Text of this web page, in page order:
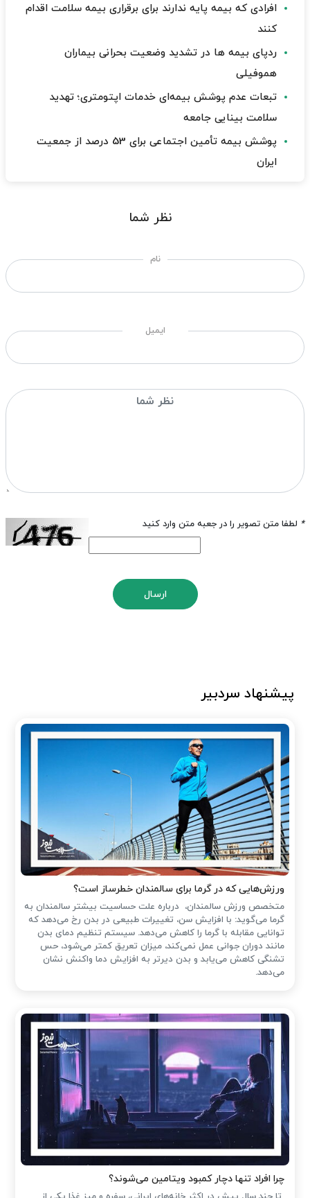
افرادی که بیمه پایه ندارند برای برقراری بیمه سلامت اقدام
کنند
ردپای بیمه ها در تشدید وضعیت بحرانی بیماران
هموفیلی
تبعات عدم پوشش بیمه‌ای خدمات اپتومتری؛ تهدید
سلامت بینایی جامعه
پوشش بیمه تأمین اجتماعی برای 53 درصد از جمعیت
ایران
نظر شما
نام
ایمیل
* لطفا متن تصویر را در جعبه متن وارد کنید
ارسال
پیشنهاد سردبیر
ورزش‌هایی که در گرما برای سالمندان خطرساز است؟
متخصص ورزش سالمندان، درباره علت حساسیت بیشتر سالمندان به
گرما می‌گوید: با افزایش سن، تغییرات طبیعی در بدن رخ می‌دهد که
توانایی مقابله با گرما را کاهش می‌دهد. سیستم تنظیم دمای بدن
مانند دوران جوانی عمل نمی‌کند، میزان تعریق کمتر می‌شود، حس
تشنگی کاهش می‌یابد و بدن دیرتر به افزایش دما واکنش نشان
می‌دهد.
چرا افراد تنها دچار کمبود ویتامین می‌شوند؟